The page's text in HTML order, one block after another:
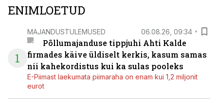
ENIMLOETUD
1
MAJANDUSTULEMUSED 06.08.26, 09:34
Põllumajanduse tippjuhi Ahti Kalde
firmades käive üldiselt kerkis, kasum samas
nii kahekordistus kui ka sulas pooleks
E-Piimast laekumata piimaraha on enam kui 1,2 miljonit
eurot